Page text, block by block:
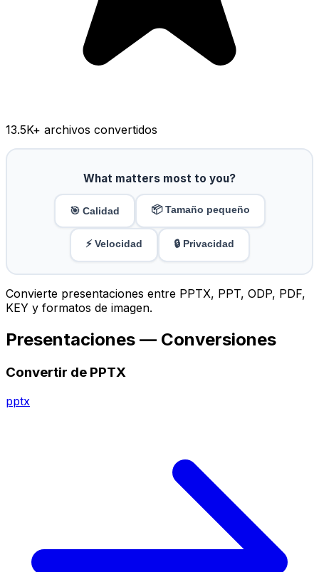
13.5K+ archivos convertidos
What matters most to you?
🎯 Calidad 📦 Tamaño pequeño
⚡ Velocidad 🔒 Privacidad
Convierte presentaciones entre PPTX, PPT, ODP, PDF,
KEY y formatos de imagen.
Presentaciones — Conversiones
Convertir de PPTX
pptx